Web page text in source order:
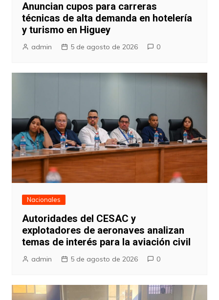
Anuncian cupos para carreras
técnicas de alta demanda en hotelería
y turismo en Higuey
admin 5 de agosto de 2026 0
Nacionales
Autoridades del CESAC y
explotadores de aeronaves analizan
temas de interés para la aviación civil
admin 5 de agosto de 2026 0